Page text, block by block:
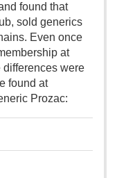
found that
sold generics
Even once
at
differences were
found at
Prozac: